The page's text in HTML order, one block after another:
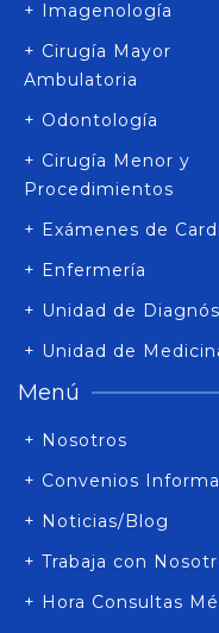
+ Imagenología
+ Cirugía Mayor
Ambulatoria
+ Odontología
+ Cirugía Menor y
Procedimientos
+ Exámenes de
+ Enfermería
+ Unidad de
+ Unidad de
Menú
+ Nosotros
+ Convenios
+ Noticias/Blog
+ Trabaja con
+ Hora Consultas